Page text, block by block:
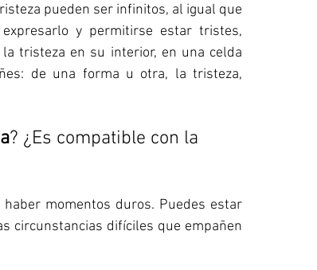
pueden ser infinitos, al igual que
y permitirse estar tristes,
tristeza en su interior, en una celda
de una forma u otra, la tristeza,
? ¿Es compatible con la
momentos duros. Puedes estar
circunstancias difíciles que empañen